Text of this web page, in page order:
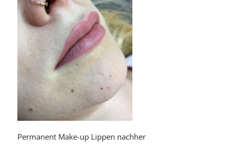
Permanent Make-up Lippen nachher